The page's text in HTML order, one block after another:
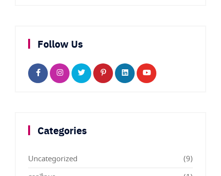
Follow Us
Categories
Uncategorized
(9)